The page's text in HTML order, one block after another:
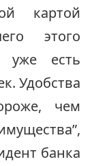
картой
этого
есть
Удобства
чем
банка